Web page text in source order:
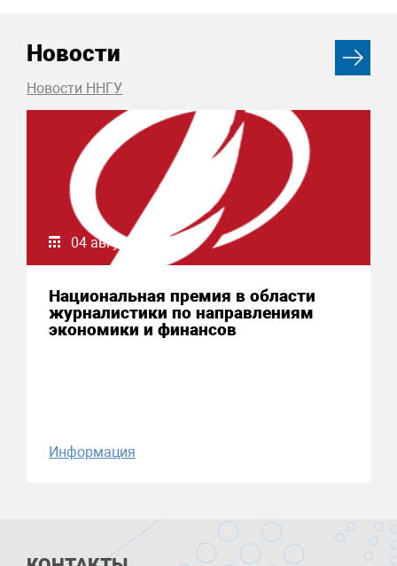
Новости
Новости ННГУ
04 августа 2026
Национальная премия в области
журналистики по направлениям
экономики и финансов
Информация